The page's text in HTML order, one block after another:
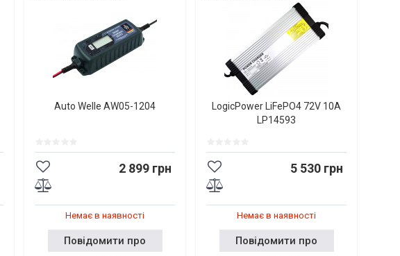
Auto Welle AW05-1204
2 899 грн
Немає в наявності
Повідомити про
LogicPower LiFePO4 72V 10A
LP14593
5 530 грн
Немає в наявності
Повідомити про